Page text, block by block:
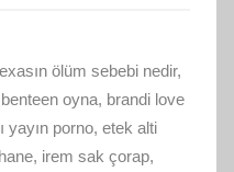
ölüm sebebi nedir,
benteen oyna, brandi love
yayın porno, etek alti
, irem sak çorap,